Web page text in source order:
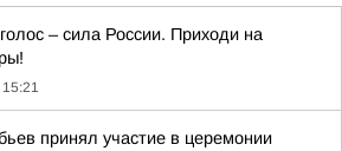
– сила России. Приходи на
15:21
принял участие в церемонии